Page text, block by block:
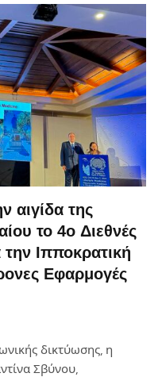
αιγίδα της
το 4ο Διεθνές
την Ιπποκρατική
Εφαρμογές
δικτύωσης, η
Σβύνου,